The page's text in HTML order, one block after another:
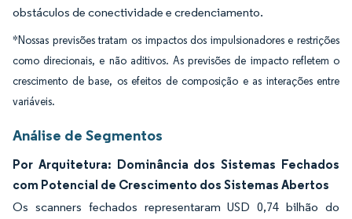
obstáculos de conectividade e credenciamento.
*Nossas previsões tratam os impactos dos impulsionadores e restrições
como direcionais, e não aditivos. As previsões de impacto refletem o
crescimento de base, os efeitos de composição e as interações entre
variáveis.
Análise de Segmentos
Por Arquitetura: Dominância dos Sistemas Fechados
com Potencial de Crescimento dos Sistemas Abertos
Os scanners fechados representaram USD 0,74 bilhão do